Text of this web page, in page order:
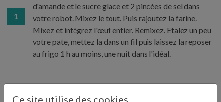
1
d'amande et le sucre glace et 2 pincées de sel dans
votre robot. Mixez le tout. Puis rajoutez la farine.
Mixez et intégrez l'œuf entier. Remixez. Etalez un peu
votre pate, mettez la dans un fil puis laissez la reposer
au frigo 1 h au moins, une nuit dans l'idéal.
Sortez votre pate sablée une heure avant de la
travailler. Etalez votre pate à l'aide de deux feuilles de
Ce site utilise des cookies.